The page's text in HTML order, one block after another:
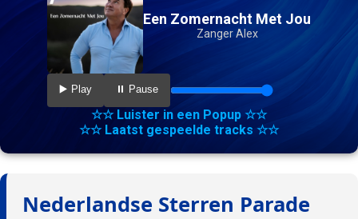
Een Zomernacht Met Jou
Zanger Alex
▶️ Play ⏸️ Pause
☆☆ Luister in een Popup ☆☆
☆☆ Laatst gespeelde tracks ☆☆
Nederlandse Sterren Parade